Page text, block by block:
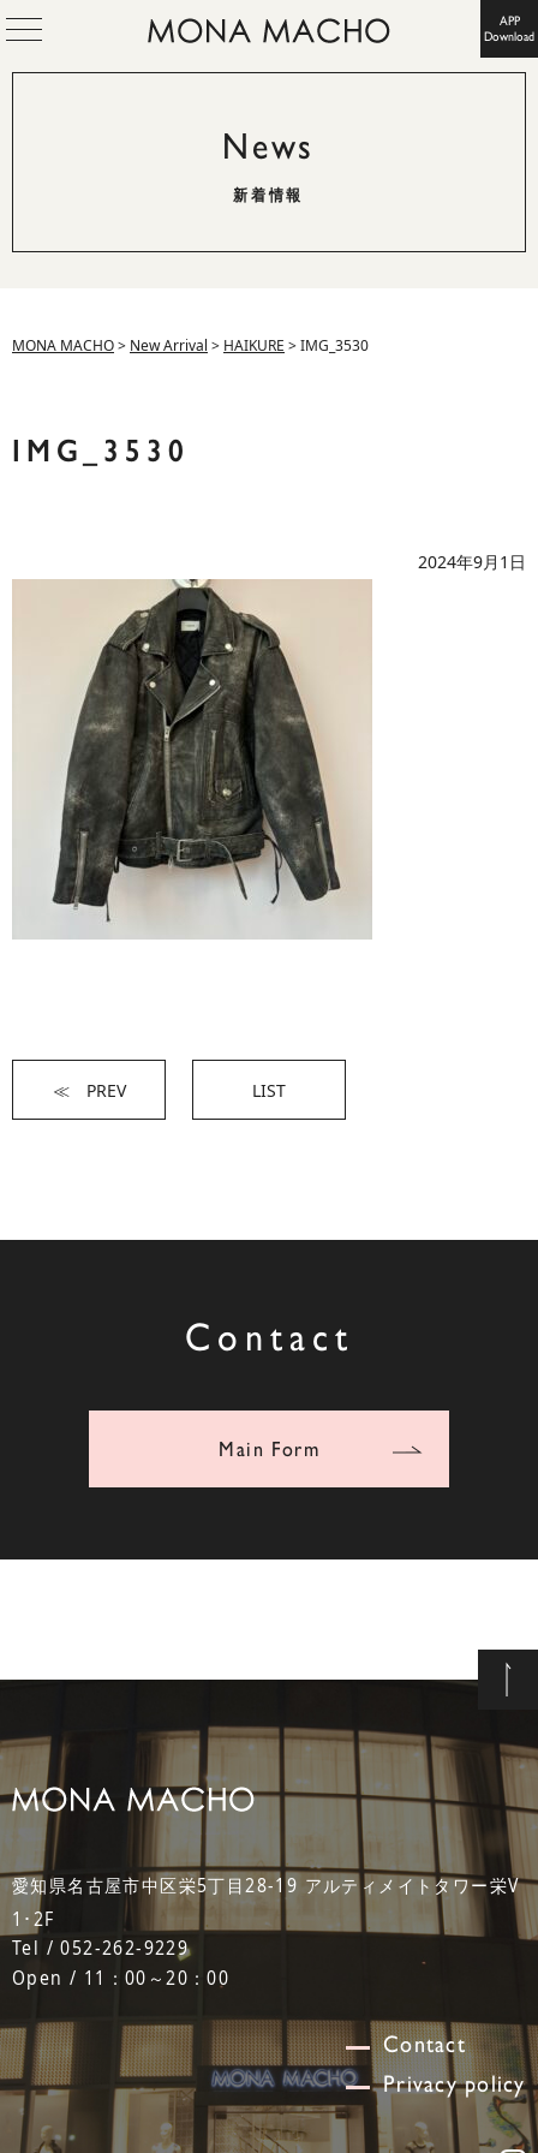
APP
Download
News
新着情報
MONA MACHO> New Arrival > HAIKURE >IMG_3530
IMG_3530
2024年9月1日
≪ PREV LIST
Contact
Main Form
愛知県名古屋市中区栄5丁目28-19 アルティメイトタワー栄V
1･2F
Tel / 052-262-9229
Open / 11：00～20：00
Contact
Privacy policy